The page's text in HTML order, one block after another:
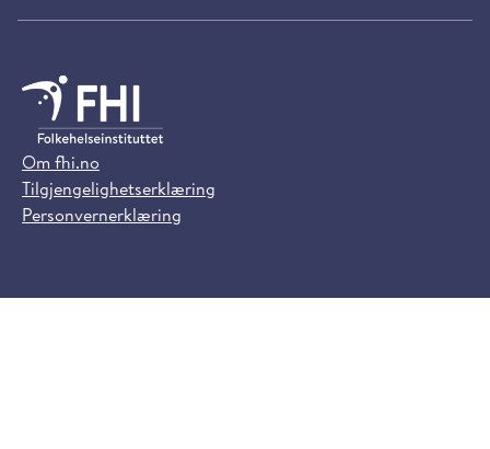
Om fhi.no
Tilgjengelighetserklæring
Personvernerklæring